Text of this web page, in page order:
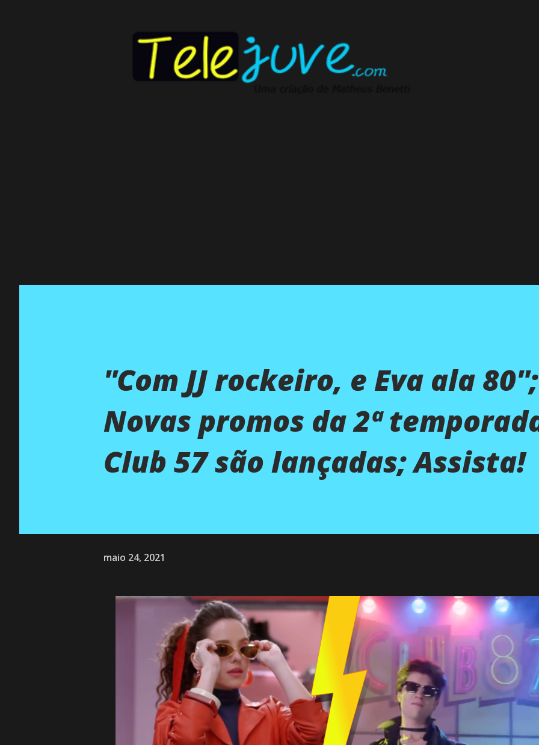
''Com JJ rockeiro, e Eva ala 80'';
Novas promos da 2ª
Club 57 são lançadas; Assista!
maio 24, 2021